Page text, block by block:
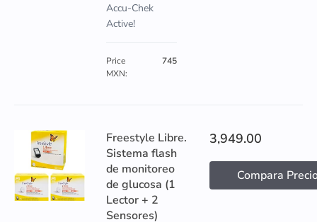
Accu-Chek
Active!
Price
MXN:
745
Freestyle Libre.
Sistema flash
de monitoreo
de glucosa (1
Lector + 2
Sensores)
3,949.00
Compara